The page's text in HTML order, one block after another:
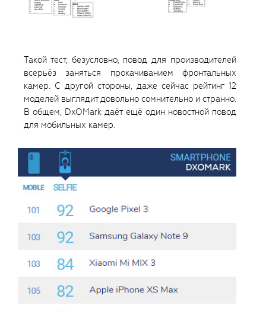
Такой тест, безусловно, повод для производителей
всерьёз заняться прокачиванием фронтальных
камер. С другой стороны, даже сейчас рейтинг 12
моделей выглядит довольно сомнительно и странно.
В общем, DxOMark даёт ещё один новостной повод
для мобильных камер.